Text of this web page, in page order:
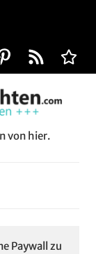
RSS-
Feed
Alle
von hier.
Paywall zu